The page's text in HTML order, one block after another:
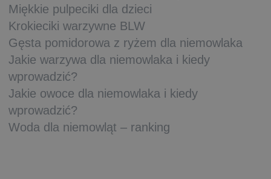
Miękkie pulpeciki dla dzieci
Krokieciki warzywne BLW
Gęsta pomidorowa z ryżem dla niemowlaka
Jakie warzywa dla niemowlaka i kiedy
wprowadzić?
Jakie owoce dla niemowlaka i kiedy
wprowadzić?
Woda dla niemowląt – ranking